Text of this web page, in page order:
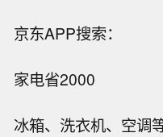
京东APP搜索：
家电省2000
冰箱、洗衣机、空调